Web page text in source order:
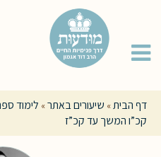
דף הבית» שיעורים באתר» לימוד
קכ”ו המשך עד קכ”ז